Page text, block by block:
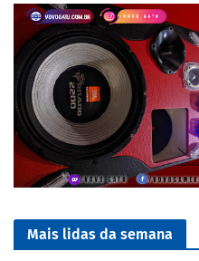
Mais lidas da semana